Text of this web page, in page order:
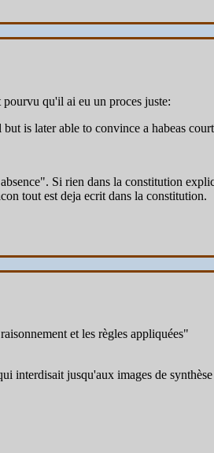
qu'il ai eu un proces juste:
is later able to convince a habeas
Si rien dans la constitution
tout est deja ecrit dans la constitution.
et les règles appliquées"
jusqu'aux images de synthèse